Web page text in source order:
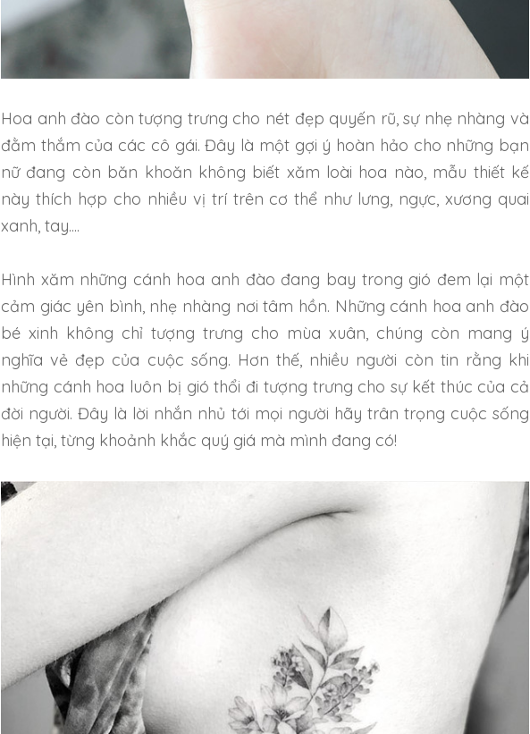
Hoa anh đào còn tượng trưng cho nét đẹp quyến rũ, sự nhẹ nhàng và
đằm thắm của các cô gái. Đây là một gợi ý hoàn hảo cho những bạn
nữ đang còn băn khoăn không biết xăm loài hoa nào, mẫu thiết kế
này thích hợp cho nhiều vị trí trên cơ thể như lưng, ngực, xương quai
xanh, tay....
Hình xăm những cánh hoa anh đào đang bay trong gió đem lại một
cảm giác yên bình, nhẹ nhàng nơi tâm hồn. Những cánh hoa anh đào
bé xinh không chỉ tượng trưng cho mùa xuân, chúng còn mang ý
nghĩa vẻ đẹp của cuộc sống. Hơn thế, nhiều người còn tin rằng khi
những cánh hoa luôn bị gió thổi đi tượng trưng cho sự kết thúc của cả
đời người. Đây là lời nhắn nhủ tới mọi người hãy trân trọng cuộc sống
hiện tại, từng khoảnh khắc quý giá mà mình đang có!